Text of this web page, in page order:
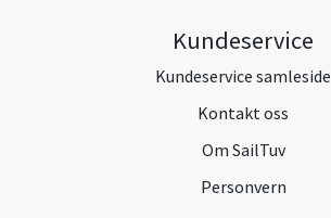
Kundeservice
Kundeservice samleside
Kontakt oss
Om SailTuv
Personvern